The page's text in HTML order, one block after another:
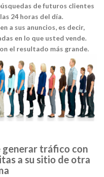
de futuros clientes
24 horas del día.
a sus anuncios, es decir,
en lo que usted vende.
el resultado más grande.
generar tráfico con
a su sitio de otra